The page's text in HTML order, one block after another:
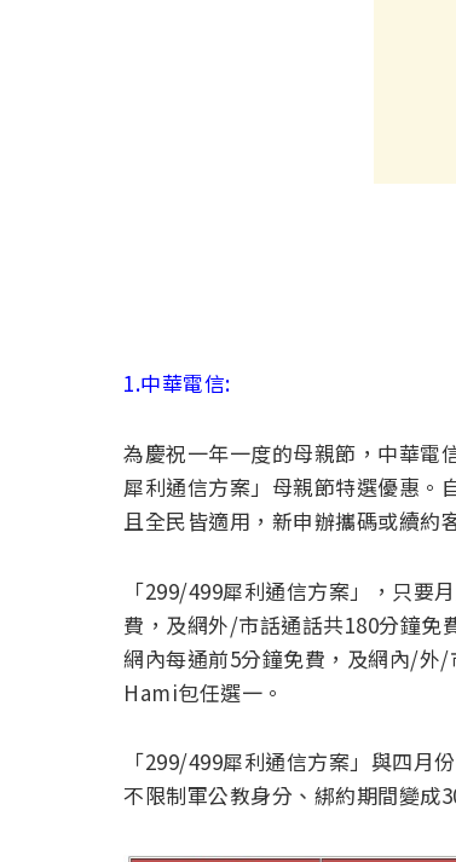
1.中華電信:
為慶祝一年一度的母親節，中華電
犀利通信方案」母親節特選優惠。
且全民皆適用，新申辦攜碼或續約
「299/499犀利通信方案」，只要
費，及網外/市話通話共180分鐘免
網內每通前5分鐘免費，及網內/外
Hami包任選一。
「299/499犀利通信方案」與四月
不限制軍公教身分、綁約期間變成